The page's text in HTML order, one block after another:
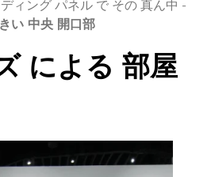
ィング パネル で その 真ん中 -
い 中央 開口部
による 部屋